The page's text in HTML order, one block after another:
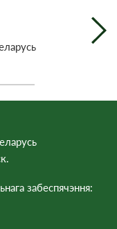
забеспячэння: